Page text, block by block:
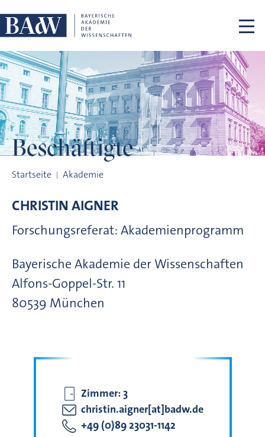
Beschäftigte
Startseite Akademie
CHRISTIN AIGNER
Forschungsreferat: Akademienprogramm
Bayerische Akademie der Wissenschaften
Alfons-Goppel-Str. 11
80539 München
Zimmer: 3
christin.aigner[at]badw.de
+49 (0)89 23031-1142